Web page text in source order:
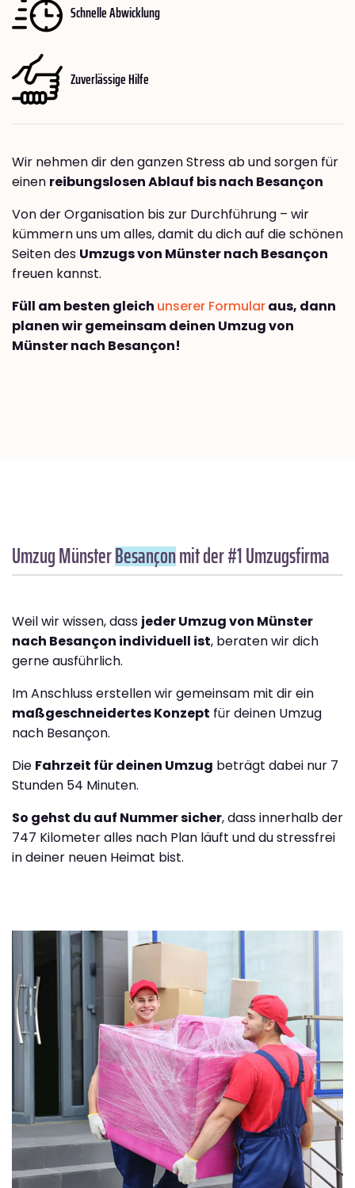
Schnelle Abwicklung
Zuverlässige Hilfe
Wir nehmen dir den ganzen Stress ab und sorgen für
einen reibungslosen Ablauf bis nach Besançon
Von der Organisation bis zur Durchführung – wir
kümmern uns um alles, damit du dich auf die schönen
Seiten des Umzugs von Münster nach Besançon
freuen kannst.
Füll am besten gleich unserer Formularaus, dann
planen wir gemeinsam deinen Umzug von
Münster nach Besançon!
Umzug MünsterBesançonmit der #1 Umzugsfirma
Weil wir wissen, dass jeder Umzug von Münster
nach Besançon individuell ist, beraten wir dich
gerne ausführlich.
Im Anschluss erstellen wir gemeinsam mit dir ein
maßgeschneidertes Konzept für deinen Umzug
nach Besançon.
Die Fahrzeit für deinen Umzug beträgt dabei nur 7
Stunden 54 Minuten.
So gehst du auf Nummer sicher, dass innerhalb der
747 Kilometer alles nach Plan läuft und du stressfrei
in deiner neuen Heimat bist.